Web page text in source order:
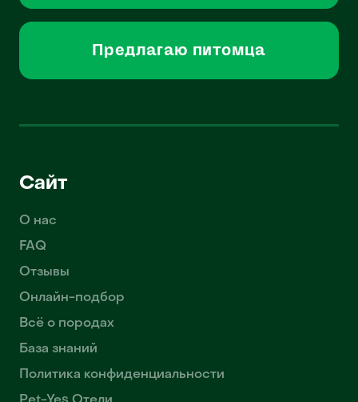
Предлагаю питомца
Сайт
О нас
FAQ
Отзывы
Онлайн-подбор
Всё о породах
База знаний
Политика конфиденциальности